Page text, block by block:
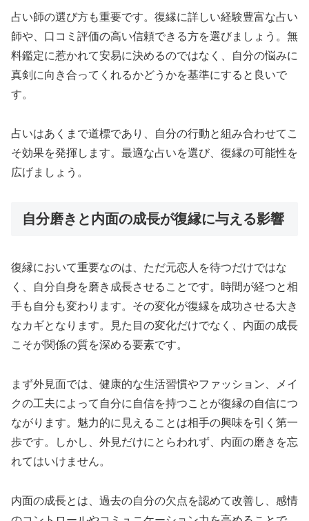
占い師の選び方も重要です。復縁に詳しい経験豊富な占い
師や、口コミ評価の高い信頼できる方を選びましょう。無
料鑑定に惹かれて安易に決めるのではなく、自分の悩みに
真剣に向き合ってくれるかどうかを基準にすると良いで
す。
占いはあくまで道標であり、自分の行動と組み合わせてこ
そ効果を発揮します。最適な占いを選び、復縁の可能性を
広げましょう。
自分磨きと内面の成長が復縁に与える影響
復縁において重要なのは、ただ元恋人を待つだけではな
く、自分自身を磨き成長させることです。時間が経つと相
手も自分も変わります。その変化が復縁を成功させる大き
なカギとなります。見た目の変化だけでなく、内面の成長
こそが関係の質を深める要素です。
まず外見面では、健康的な生活習慣やファッション、メイ
クの工夫によって自分に自信を持つことが復縁の自信につ
ながります。魅力的に見えることは相手の興味を引く第一
歩です。しかし、外見だけにとらわれず、内面の磨きを忘
れてはいけません。
内面の成長とは、過去の自分の欠点を認めて改善し、感情